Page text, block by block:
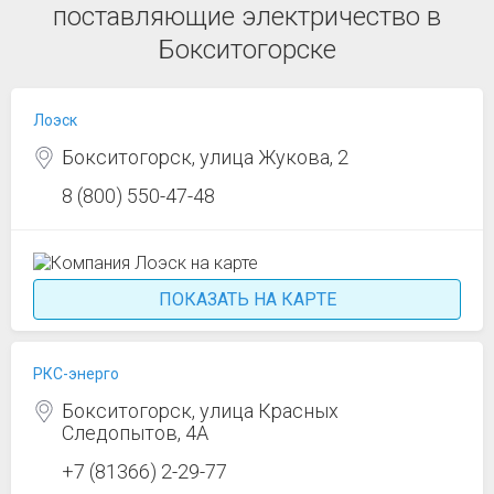
поставляющие электричество в
Бокситогорске
Лоэск
Бокситогорск, улица Жукова, 2
8 (800) 550-47-48
ПОКАЗАТЬ НА КАРТЕ
РКС-энерго
Бокситогорск, улица Красных
Следопытов, 4А
+7 (81366) 2-29-77